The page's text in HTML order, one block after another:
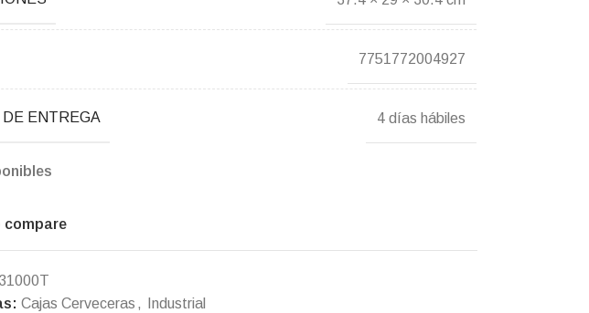
7751772004927
ENTREGA 4 días hábiles
compare
Cajas Cerveceras ,
Industrial